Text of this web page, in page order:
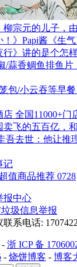
宗元的儿子，
》Papi酱《生
》讲的是个怎
/蒜香鲷鱼排鱼片
包/小云吞等早
店 全国11000+门
卖飞的五百亿，
吾去世：他让推
记
值商品推荐 0728
报中心
圾信息举报
系电话:
- 浙 ICP 备
- 烧饼博客 - 博客